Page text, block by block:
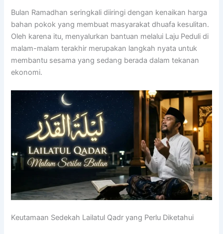
Bulan Ramadhan seringkali diiringi dengan kenaikan harga
bahan pokok yang membuat masyarakat dhuafa kesulitan.
Oleh karena itu, menyalurkan bantuan melalui Laju Peduli di
malam-malam terakhir merupakan langkah nyata untuk
membantu sesama yang sedang berada dalam tekanan
ekonomi.
Keutamaan Sedekah Lailatul Qadr yang Perlu Diketahui